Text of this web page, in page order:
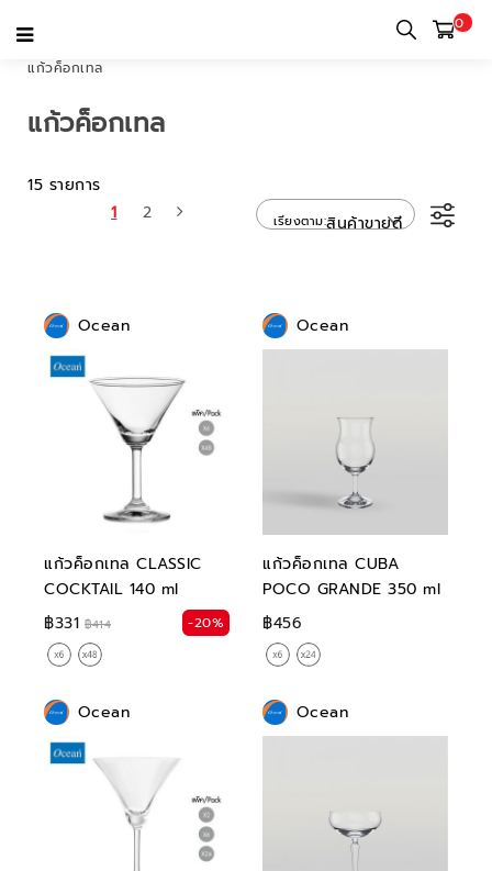
0
หน้าแรก
แก้วก้าน
แก้วค็อกเทล
แก้วค็อกเทล
15 รายการ
1
2 เรียงตาม สินค้าขายดี
Ocean
แก้วค็อกเทล CLASSIC
COCKTAIL 140 ml
฿331 ฿414 -20%
Ocean
แก้วค็อกเทล CUBA
POCO GRANDE 350 ml
฿456
Ocean Ocean